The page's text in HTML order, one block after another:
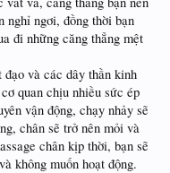
nghỉ ngơi, đồng thời bạn
đi những căng thẳng mệt
và các dây thần kinh
quan chịu nhiều sức ép
vận động, chạy nhảy sẽ
chân sẽ trở nên mỏi và
chân kịp thời, bạn sẽ
không muốn hoạt động.